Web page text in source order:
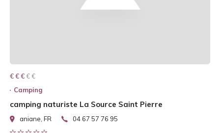
€ € € € €
€ € €
Camping
camping naturiste La Source Saint Pierre
aniane, FR 04 67 57 76 95